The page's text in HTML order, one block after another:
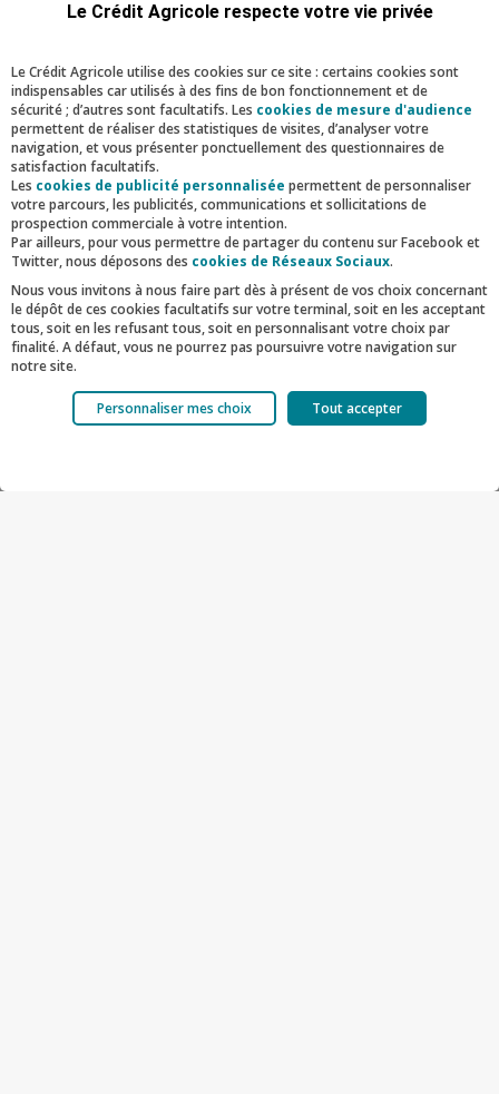
©MNHN
Découvrez le Muséum
national d'Histoire naturelle
Le Crédit Agricole respecte votre vie privée
Le Crédit Agricole utilise des cookies sur ce site : certains cookies sont
indispensables car utilisés à des fins de bon fonctionnement et de
sécurité ; d’autres sont facultatifs. Les cookies de mesure d'audience
permettent de réaliser des statistiques de visites, d’analyser votre
navigation, et vous présenter ponctuellement des questionnaires de
satisfaction facultatifs.
Les cookies de publicité personnalisée permettent de personnaliser
votre parcours, les publicités, communications et sollicitations de
prospection commerciale à votre intention.
Par ailleurs, pour vous permettre de partager du contenu sur Facebook et
Twitter, nous déposons des cookies de Réseaux Sociaux.
Nous vous invitons à nous faire part dès à présent de vos choix concernant
le dépôt de ces cookies facultatifs sur votre terminal, soit en les acceptant
tous, soit en les refusant tous, soit en personnalisant votre choix par
finalité. A défaut, vous ne pourrez pas poursuivre votre navigation sur
notre site.
Votre choix est libre et peut être modifié à tout moment, en cliquant sur le
lien "Cookies", en bas de page.
Personnaliser mes choix Tout accepter